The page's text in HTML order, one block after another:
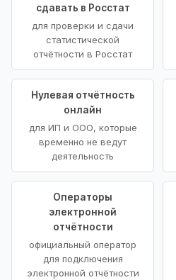
сдавать в Росстат
для проверки и сдачи
статистической
отчётности в Росстат
Нулевая отчётность
онлайн
для ИП и ООО, которые
временно не ведут
деятельность
Операторы
электронной
отчётности
официальный оператор
для подключения
электронной отчётности